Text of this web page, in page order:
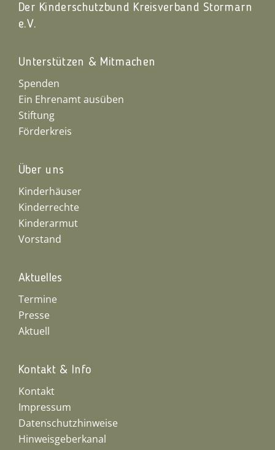
Der Kinderschutzbund Kreisverband Stormarn
e.V.
Unterstützen & Mitmachen
Spenden
Ein Ehrenamt ausüben
Stiftung
Förderkreis
Über uns
Kinderhäuser
Kinderrechte
Kinderarmut
Vorstand
Aktuelles
Termine
Presse
Aktuell
Kontakt & Info
Kontakt
Impressum
Datenschutzhinweise
Hinweisgeberkanal